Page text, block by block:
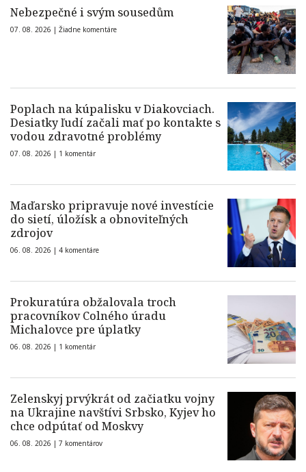
Nebezpečné i svým sousedům
07. 08. 2026 | Žiadne komentáre
Poplach na kúpalisku v Diakovciach.
Desiatky ľudí začali mať po kontakte s
vodou zdravotné problémy
07. 08. 2026 | 1 komentár
Maďarsko pripravuje nové investície
do sietí, úložísk a obnoviteľných
zdrojov
06. 08. 2026 | 4 komentáre
Prokuratúra obžalovala troch
pracovníkov Colného úradu
Michalovce pre úplatky
06. 08. 2026 | 1 komentár
Zelenskyj prvýkrát od začiatku vojny
na Ukrajine navštívi Srbsko, Kyjev ho
chce odpútať od Moskvy
06. 08. 2026 | 7 komentárov